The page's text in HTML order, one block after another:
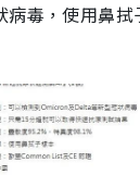
毒，使用鼻拭